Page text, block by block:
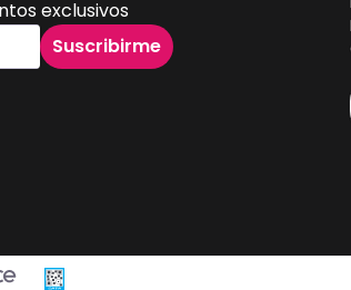
exclusivos
Suscribirme